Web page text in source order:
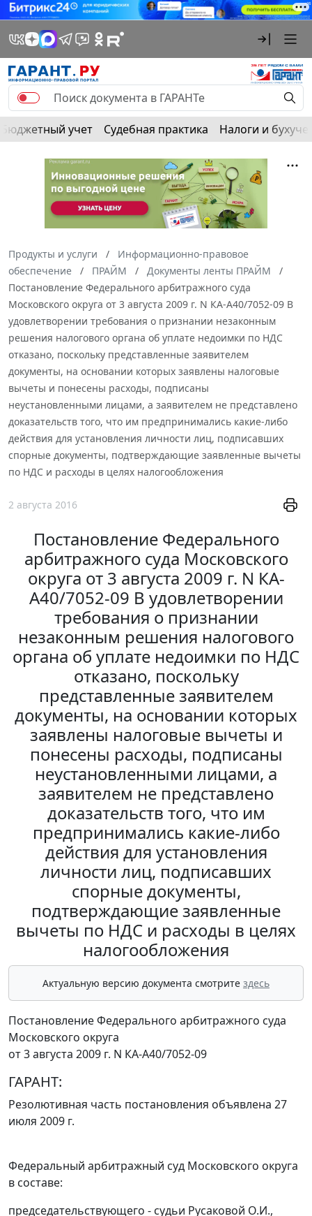
Бюджетный учет Судебная практика Налоги и
Продукты и услуги
Информационно-правовое
обеспечение
ПРАЙМ
Документы ленты ПРАЙМ
Постановление Федерального арбитражного суда
Московского округа от 3 августа 2009 г. N КА-А40/7052-09 В
удовлетворении требования о признании незаконным
решения налогового органа об уплате недоимки по НДС
отказано, поскольку представленные заявителем
документы, на основании которых заявлены налоговые
вычеты и понесены расходы, подписаны
неустановленными лицами, а заявителем не представлено
доказательств того, что им предпринимались какие-либо
действия для установления личности лиц, подписавших
спорные документы, подтверждающие заявленные вычеты
по НДС и расходы в целях налогообложения
2 августа 2016
Постановление Федерального
арбитражного суда Московского
округа от 3 августа 2009 г. N КА-
А40/7052-09 В удовлетворении
требования о признании
незаконным решения налогового
органа об уплате недоимки по НДС
отказано, поскольку
представленные заявителем
документы, на основании которых
заявлены налоговые вычеты и
понесены расходы, подписаны
неустановленными лицами, а
заявителем не представлено
доказательств того, что им
предпринимались какие-либо
действия для установления
личности лиц, подписавших
спорные документы,
подтверждающие заявленные
вычеты по НДС и расходы в целях
налогообложения
Актуальную версию документа смотрите здесь
Постановление Федерального арбитражного суда
Московского округа
от 3 августа 2009 г. N КА-А40/7052-09
ГАРАНТ:
Резолютивная часть постановления объявлена 27
июля 2009 г.
Федеральный арбитражный суд Московского округа
в составе:
председательствующего - судьи Русаковой О.И.,